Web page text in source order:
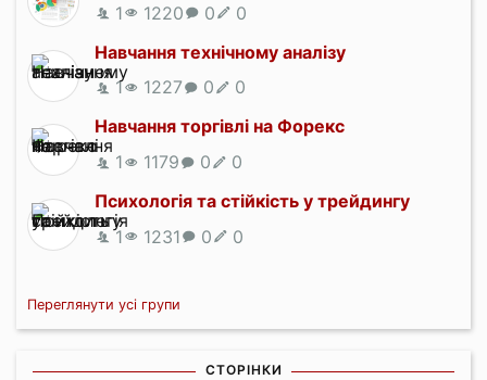
1
1220 0
0
Навчання технічному аналізу
1
1227 0
0
Навчання торгівлі на Форекс
1
1179 0
0
Психологія та стійкість у трейдингу
1
1231 0 0
Переглянути усі групи
СТОРІНКИ